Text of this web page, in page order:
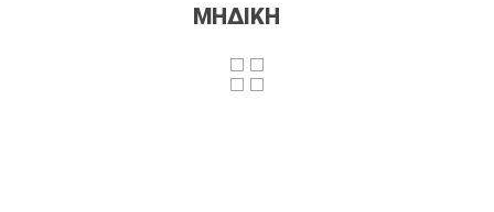
ΜΗΔΙΚΗ